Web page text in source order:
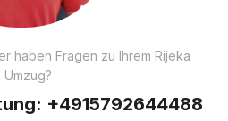
haben Fragen zu Ihrem Rijeka
Umzug?
+4915792644488